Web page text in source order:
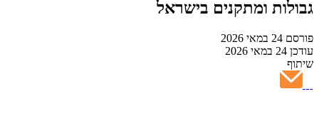
גבולות ומתקנים בישראל
פורסם
עודכן
שיתוף